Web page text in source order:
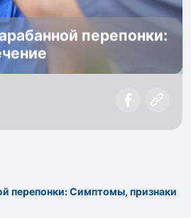
перепонки:
перепонки: Симптомы, признаки